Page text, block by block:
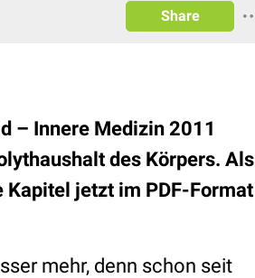
Share
– Innere Medizin 2011
des Körpers. Als
Kapitel jetzt im PDF-Format
mehr, denn schon seit